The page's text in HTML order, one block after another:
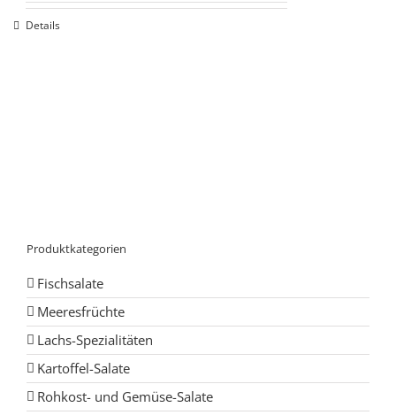
Details
Produktkategorien
Fischsalate
Meeresfrüchte
Lachs-Spezialitäten
Kartoffel-Salate
Rohkost- und Gemüse-Salate